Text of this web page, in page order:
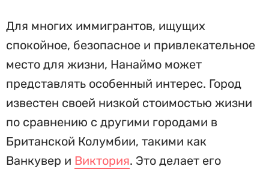
Для многих иммигрантов, ищущих
спокойное, безопасное и привлекательное
место для жизни, Нанаймо может
представлять особенный интерес. Город
известен своей низкой стоимостью жизни
по сравнению с другими городами в
Британской Колумбии, такими как
Ванкувер и Виктория. Это делает его